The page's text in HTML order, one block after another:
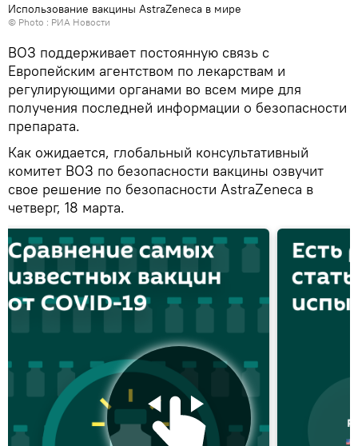
Использование вакцины AstraZeneca в мире
© Photo : РИА Новости
ВОЗ поддерживает постоянную связь с
Европейским агентством по лекарствам и
регулирующими органами во всем мире для
получения последней информации о безопасности
препарата.
Как ожидается, глобальный консультативный
комитет ВОЗ по безопасности вакцины озвучит
свое решение по безопасности AstraZeneca в
четверг, 18 марта.